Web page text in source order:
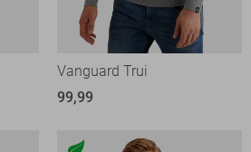
Vanguard Trui
99,99